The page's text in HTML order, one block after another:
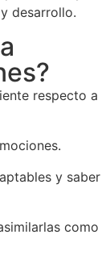
desarrollo.
respecto a
y saber
como